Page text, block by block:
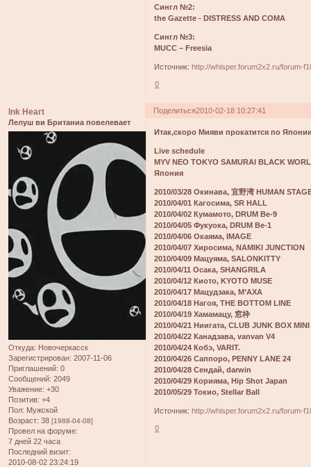
Сингл №2:
the Gazette - DISTRESS AND COMA
Сингл №3:
MUCC – Freesia
Источник: http://whisper.forum2x2.ru/forum-
0
Поделиться2010-02-18 10:27:41
Ink Heart
Лелуш ви Британиа повелевает
Откуда: Новочеркасск
Зарегистрирован: 2007-11-06
Приглашений: 0
Сообщений: 2049
Уважение: +30
Позитив: +4
Пол: Мужской
Возраст: 38 [1988-04-08]
Провел на форуме:
7 дней 22 часа
Последний визит:
2010-08-02 23:24:19
Итак,скоро Мияви прокатится по
Live schedule
MYV NEO TOKYO SAMURAI BLACK
Япония
2010/03/28 Окинава, 宜野湾 HUMAN
2010/04/01 Кагосима, SR HALL
2010/04/02 Кумамото, DRUM Be-9
2010/04/05 Фукуока, DRUM Be-1
2010/04/06 Окаяма, IMAGE
2010/04/07 Хиросима, NAMIKI JUNCTION
2010/04/09 Мацуяма, SALONKITTY
2010/04/11 Осака, SHANGRILA
2010/04/12 Киото, KYOTO MUSE
2010/04/17 Мацудзака, M’AXA
2010/04/18 Нагоя, THE BOTTOM LINE
2010/04/19 Хамамацу, 窓枠
2010/04/21 Ниигата, CLUB JUNK BOX MINI
2010/04/22 Канадзава, vanvan V4
2010/04/24 Кобэ, VARIT.
2010/04/26 Саппоро, PENNY LANE 24
2010/04/28 Сендай, darwin
2010/04/29 Корияма, Hip Shot Japan
2010/05/29 Токио, Stellar Ball
Источник:http://whisper.forum2x2.ru/forum-
0